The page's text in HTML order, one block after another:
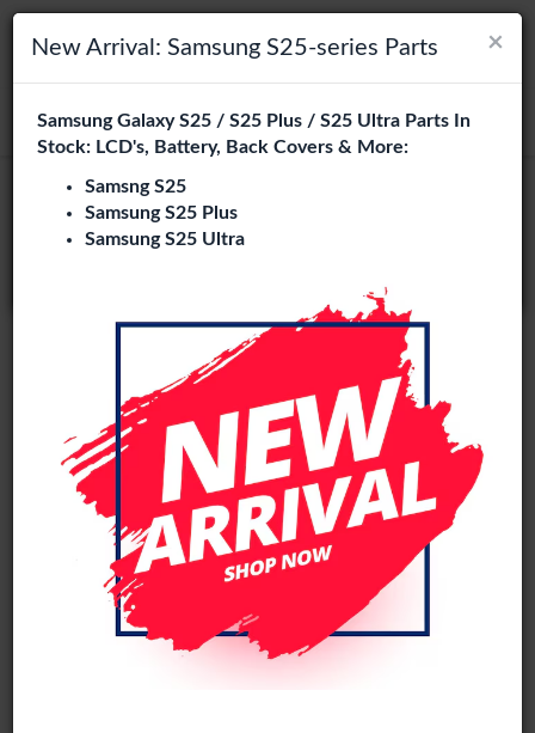
×
Wählen Sie Ihre Sprache
Es sieht so aus, als wären Sie in Vereinigte Staaten
Besuchen Sie
Navigation umschalten
suchen
Login
×
New Arrival: Samsung S25-series Parts
Samsung Galaxy S25 / S25 Plus / S25 Ultra Parts In
Stock: LCD's, Battery, Back Covers & More:
Samsng S25
Samsung S25 Plus
Samsung S25 Ultra